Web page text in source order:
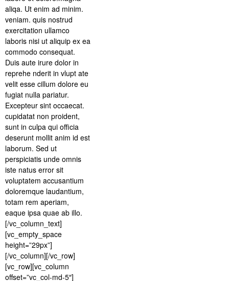
aliqa. Ut enim ad minim.
veniam. quis nostrud
exercitation ullamco
laboris nisi ut aliquip ex ea
commodo consequat.
Duis aute irure dolor in
reprehe nderit in vlupt ate
velit esse cillum dolore eu
fugiat nulla pariatur.
Excepteur sint occaecat.
cupidatat non proident,
sunt in culpa qui officia
deserunt mollit anim id est
laborum. Sed ut
perspiciatis unde omnis
iste natus error sit
voluptatem accusantium
doloremque laudantium,
totam rem aperiam,
eaque ipsa quae ab illo.
[/vc_column_text]
[vc_empty_space
height=”29px”]
[/vc_column][/vc_row]
[vc_row][vc_column
offset=”vc_col-md-5″]